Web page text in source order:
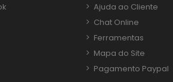
Ajuda ao Cliente
Chat Online
Ferramentas
Mapa do Site
Pagamento Paypal